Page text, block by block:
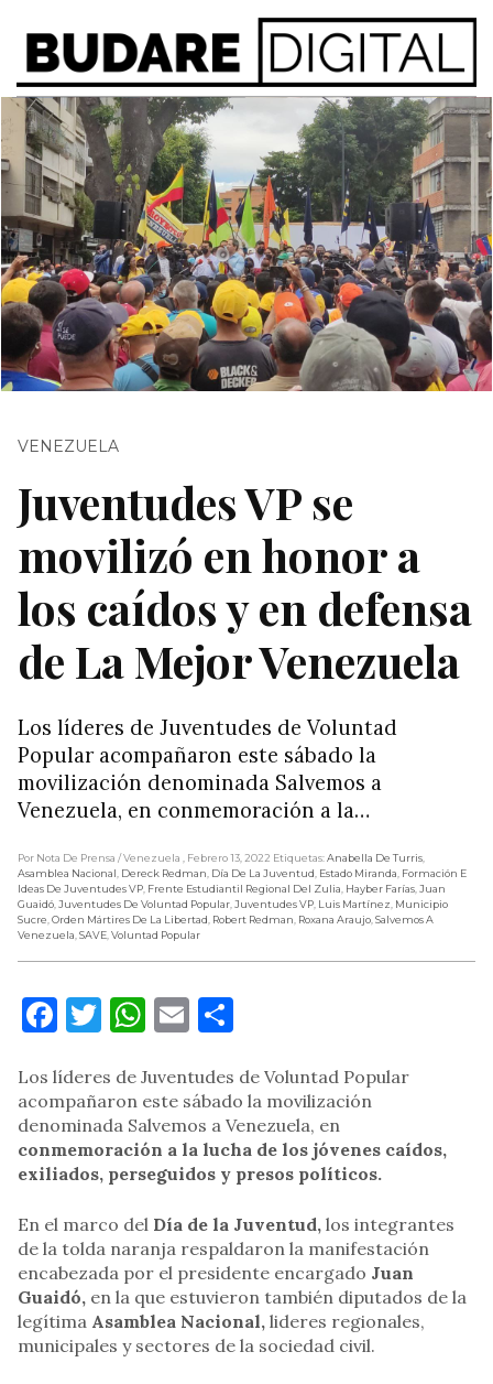
VENEZUELA
Juventudes VP se
movilizó en honor a
los caídos y en defensa
de La Mejor Venezuela
Los líderes de Juventudes de Voluntad
Popular acompañaron este sábado la
movilización denominada Salvemos a
Venezuela, en conmemoración a la…
Por Nota De Prensa / Venezuela , Febrero 13, 2022 Etiquetas:Anabella De Turris,
Asamblea Nacional, Dereck Redman, Día De La Juventud, Estado Miranda, Formación E
Ideas De Juventudes VP, Frente Estudiantil Regional Del Zulia, Hayber Farías,Juan
Guaidó,Juventudes De Voluntad Popular,Juventudes VP, Luis Martínez, Municipio
Sucre,Orden Mártires De La Libertad, Robert Redman, Roxana Araujo,Salvemos A
Venezuela,SAVE,Voluntad Popular
Facebook
Twitter
WhatsApp
Email
Los líderes de Juventudes de Voluntad Popular
acompañaron este sábado la movilización
denominada Salvemos a Venezuela, en
conmemoración a la lucha de los jóvenes caídos,
exiliados, perseguidos y presos políticos.
En el marco del Día de la Juventud, los integrantes
de la tolda naranja respaldaron la manifestación
encabezada por el presidente encargado Juan
Guaidó, en la que estuvieron también diputados de la
legítima Asamblea Nacional, lideres regionales,
municipales y sectores de la sociedad civil.